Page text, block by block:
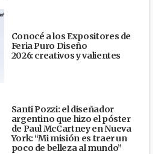
Conocé a los Expositores de
Feria Puro Diseño
2026: creativos y valientes
Santi Pozzi: el diseñador
argentino que hizo el póster
de Paul McCartney en Nueva
York: “Mi misión es traer un
poco de belleza al mundo”